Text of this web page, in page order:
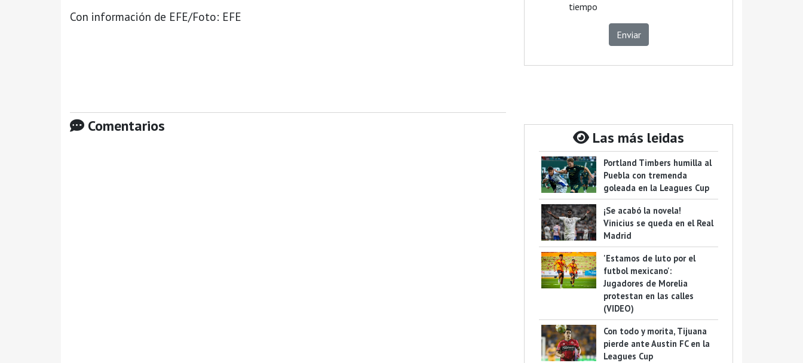
Con información de EFE/Foto: EFE
Comentarios
tiempo
Enviar
Las más leidas
Portland Timbers humilla al
Puebla con tremenda
goleada en la Leagues Cup
¡Se acabó la novela!
Vinicius se queda en el Real
Madrid
'Estamos de luto por el
futbol mexicano':
Jugadores de Morelia
protestan en las calles
(VIDEO)
Con todo y morita, Tijuana
pierde ante Austin FC en la
Leagues Cup